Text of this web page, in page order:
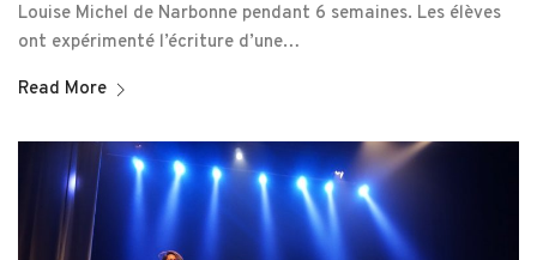
Louise Michel de Narbonne pendant 6 semaines. Les élèves
ont expérimenté l’écriture d’une…
Read More